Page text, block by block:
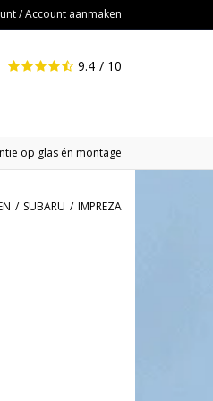
/ Account aanmaken
9.4 / 10
op glas én montage
/ SUBARU / IMPREZA